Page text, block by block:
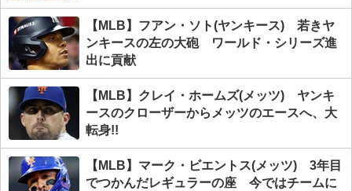
【MLB】フアン・ソト(ヤンキース) 若きヤ
ンキースの左の大砲 ワールド・シリーズ進
出に貢献
【MLB】クレイ・ホームズ(メッツ) ヤンキ
ースのクローザーからメッツのエースへ、大
転身!!
【MLB】マーク・ビエントス(メッツ) 3年目
でつかんだレギュラーの座 今ではチームに